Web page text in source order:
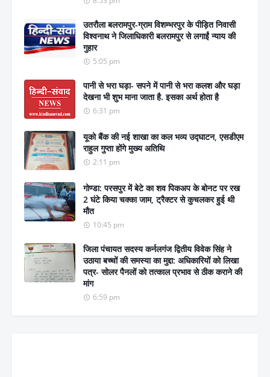
उतरौला बलरामपुर-ग्राम विशम्भरपुर के पीड़ित निवासी
विश्वनाथ ने जिलाधिकारी बलरामपुर से लगाईं न्याय की
गुहार
5:05 pm
पानी से भरा घड़ा- सपने में पानी से भरा कलश और घड़ा
देखना भी शुभ माना जाता है. इसका अर्थ होता है
6:31 pm
यूको बैंक की नई शाखा का कल भव्य उद्घाटन, एसडीएम
राहुल गुप्ता होंगे मुख्य अतिथि
2:11 pm
गोण्डा: परसपुर में बेटे का शव पिकअप के बोनट पर रख
2 घंटे किया चक्का जाम, ट्रैक्टर से कुचलकर हुई थी
मौत
10:45 pm
जिला पंचायत सदस्य कर्नलगंज द्वितीय विवेक सिंह ने
उठाया बच्चों की समस्या का मुद्दा: अधिकारियों को लिखा
पत्र- सोलर पैनलों को तत्काल प्रभाव से ठीक कराने की
मांग
6:59 pm